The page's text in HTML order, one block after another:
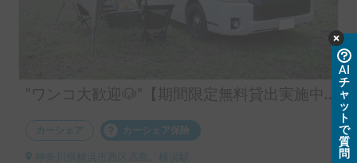
“ワンコ大歓迎🐶“【期間限定無料貸出実施中（レビュー特典）】チュラワンサーフ号🏄️ | 🏕️初心者にもオススメのハイエース🔰🆕新たに1500Wポータブル電源🆕IWATANI Wバーナー追加！🆕 EcoFlow 800W Alternator Charger追加！走行充電可能なので電気に困ることなし！）🆕安心のドライブレコーダー追加！
カーシェア カーシェア保険
神奈川県横浜市西区高島, ' 横浜駅
AI
チ
ャ
ッ
ト
で
質
問